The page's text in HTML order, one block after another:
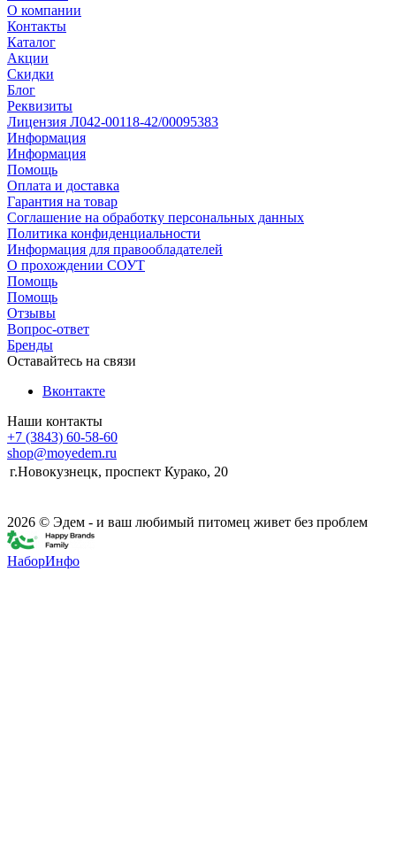
О компании
Контакты
Каталог
Акции
Скидки
Блог
Реквизиты
Лицензия Л042-00118-42/00095383
Информация
Информация
Помощь
Оплата и доставка
Гарантия на товар
Соглашение на обработку персональных данных
Политика конфиденциальности
Информация для правообладателей
О прохождении СОУТ
Помощь
Помощь
Отзывы
Вопрос-ответ
Бренды
Оставайтесь на связи
Вконтакте
Наши контакты
+7 (3843) 60-58-60
shop@moyedem.ru
г.Новокузнецк, проспект Курако, 20
2026 © Эдем - и ваш любимый питомец живет без проблем
НаборИнфо